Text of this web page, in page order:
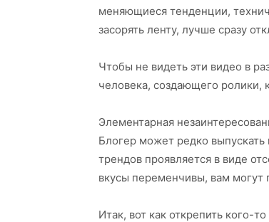
меняющиеся тенденции,
засорять ленту, лучше сразу
Чтобы не видеть эти видео в
человека, создающего ролики,
Элементарная
Блогер может редко
трендов проявляется в виде
вкусы переменчивы, вам могут
Итак, вот как открепить кого-